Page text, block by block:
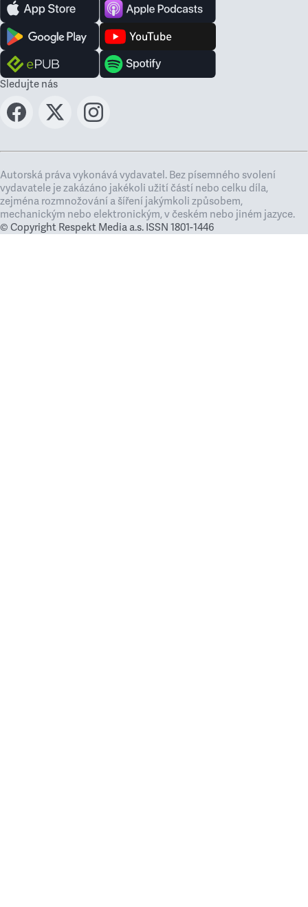
Sledujte nás
Autorská práva vykonává vydavatel. Bez písemného svolení
vydavatele je zakázáno jakékoli užití částí nebo celku díla,
zejména rozmnožování a šíření jakýmkoli způsobem,
mechanickým nebo elektronickým, v českém nebo jiném jazyce.
© Copyright Respekt Media a.s. ISSN 1801-1446